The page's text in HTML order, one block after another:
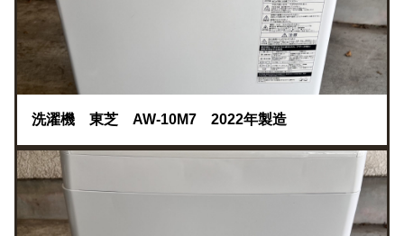
洗濯機 東芝 AW-10M7 2022年製造